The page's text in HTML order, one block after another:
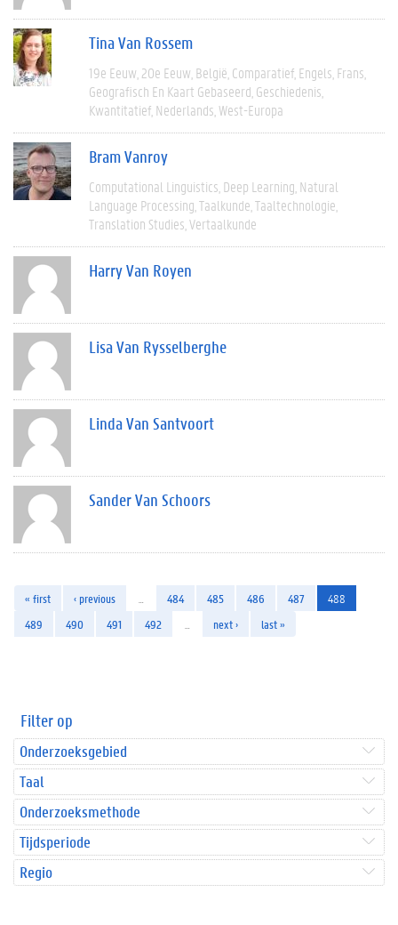
Tina Van Rossem
19e Eeuw 20e Eeuw België Comparatief Engels Frans
Geografisch En Kaart Gebaseerd Geschiedenis
Kwantitatief Nederlands West-Europa
Bram Vanroy
Computational Linguistics Deep Learning Natural
Language Processing Taalkunde Taaltechnologie
Translation Studies Vertaalkunde
Harry Van Royen
Lisa Van Rysselberghe
Linda Van Santvoort
Sander Van Schoors
« first ‹ previous 484 485 486 487
488
489
490 491 492 next › last »
Filter op
Onderzoeksgebied
Taal
Onderzoeksmethode
Tijdsperiode
Regio